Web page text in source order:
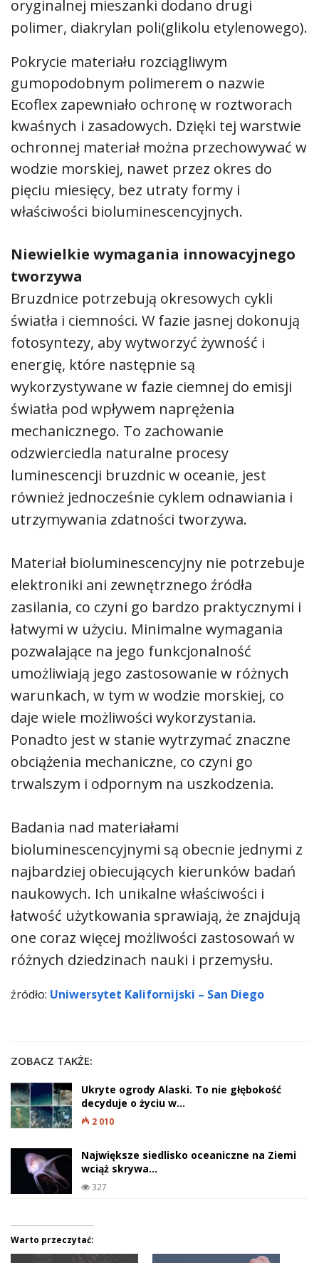
oryginalnej mieszanki dodano drugi
polimer, diakrylan poli(glikolu etylenowego).
Pokrycie materiału rozciągliwym
gumopodobnym polimerem o nazwie
Ecoflex zapewniało ochronę w roztworach
kwaśnych i zasadowych. Dzięki tej warstwie
ochronnej materiał można przechowywać w
wodzie morskiej, nawet przez okres do
pięciu miesięcy, bez utraty formy i
właściwości bioluminescencyjnych.
Niewielkie wymagania innowacyjnego
tworzywa
Bruzdnice potrzebują okresowych cykli
światła i ciemności. W fazie jasnej dokonują
fotosyntezy, aby wytworzyć żywność i
energię, które następnie są
wykorzystywane w fazie ciemnej do emisji
światła pod wpływem naprężenia
mechanicznego. To zachowanie
odzwierciedla naturalne procesy
luminescencji bruzdnic w oceanie, jest
również jednocześnie cyklem odnawiania i
utrzymywania zdatności tworzywa.
Materiał bioluminescencyjny nie potrzebuje
elektroniki ani zewnętrznego źródła
zasilania, co czyni go bardzo praktycznymi i
łatwymi w użyciu. Minimalne wymagania
pozwalające na jego funkcjonalność
umożliwiają jego zastosowanie w różnych
warunkach, w tym w wodzie morskiej, co
daje wiele możliwości wykorzystania.
Ponadto jest w stanie wytrzymać znaczne
obciążenia mechaniczne, co czyni go
trwalszym i odpornym na uszkodzenia.
Badania nad materiałami
bioluminescencyjnymi są obecnie jednymi z
najbardziej obiecujących kierunków badań
naukowych. Ich unikalne właściwości i
łatwość użytkowania sprawiają, że znajdują
one coraz więcej możliwości zastosowań w
różnych dziedzinach nauki i przemysłu.
źródło: Uniwersytet Kalifornijski – San Diego
ZOBACZ TAKŻE:
Ukryte ogrody Alaski. To nie głębokość
decyduje o życiu w…
2 010
Największe siedlisko oceaniczne na Ziemi
wciąż skrywa…
327
Warto przeczytać: